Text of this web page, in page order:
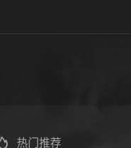
热门推荐